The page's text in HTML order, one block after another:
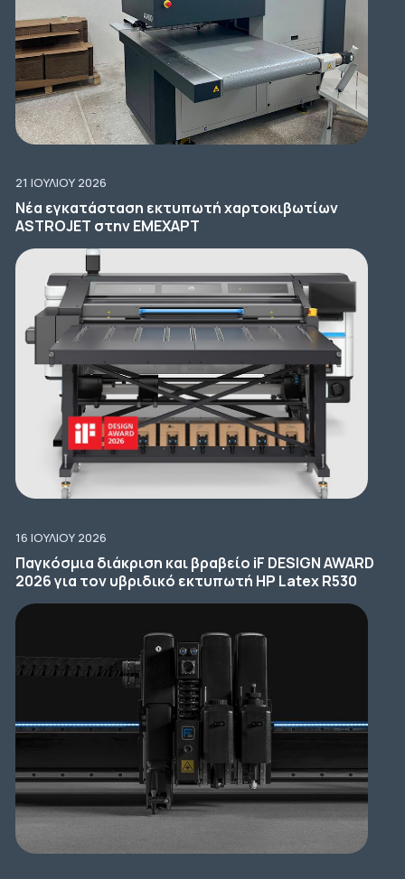
21 ΙΟΥΛΊΟΥ 2026
Νέα εγκατάσταση εκτυπωτή χαρτοκιβωτίων
ASTROJET στην ΕΜΕΧΑΡΤ
16 ΙΟΥΛΊΟΥ 2026
Παγκόσμια διάκριση και βραβείο iF DESIGN AWARD
2026 για τον υβριδικό εκτυπωτή HP Latex R530